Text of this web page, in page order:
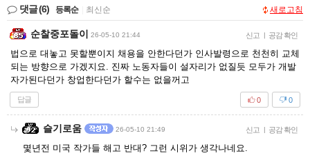
댓글(6) 등록순 최신순 새로고침
순찰중포돌이 26-05-10 21:44 신고 | 공감 확인
법으로 대놓고 못할뿐이지 채용을 안한다던가 인사발령으로 천천히 교체
되는 방향으로 가겠지요. 진짜 노동자들이 설자리가 없질듯 모두가 개발
자가된다던가 창업한다던가 할수는 없을꺼고
답글 0
0
슬기로움 26-05-10 21:49 신고 | 공감 확인
몇년전 미국 작가들 해고 반대? 그런 시위가 생각나네요.